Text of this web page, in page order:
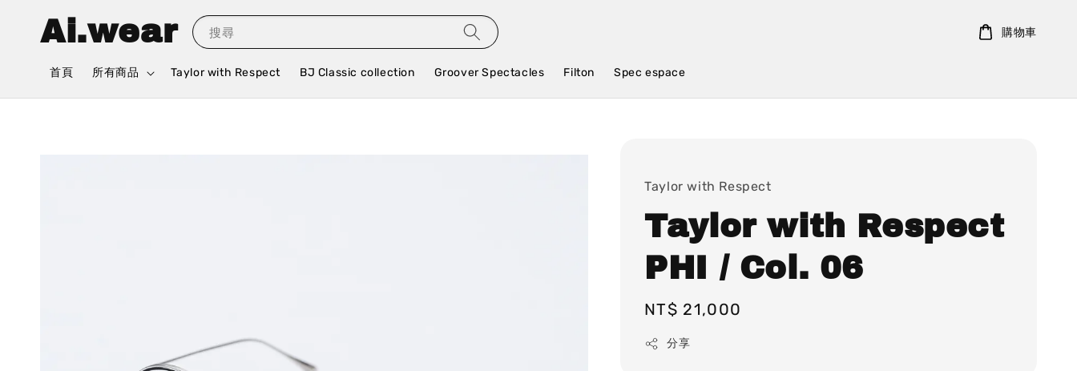
Ai.wear 搜尋
首頁 所有商品 Taylor with Respect BJ Classic collection Groover Spectacles Filton Spec espace
購物車
Taylor with Respect
Taylor with Respect
PHI / Col. 06
Regular
price
NT$ 21,000
分享